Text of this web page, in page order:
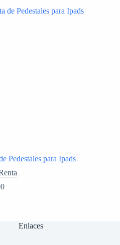
Pedestales para Ipads
Enlaces